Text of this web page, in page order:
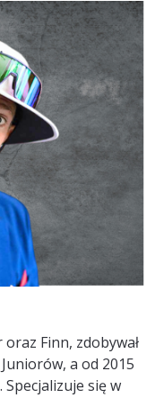
Finn, zdobywał
a od 2015
się w